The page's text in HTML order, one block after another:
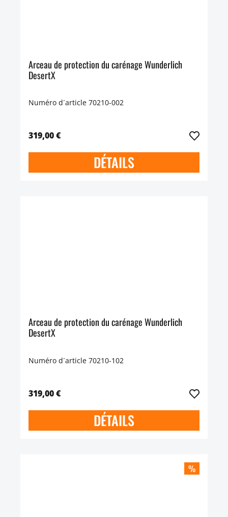
Arceau de protection du carénage Wunderlich
DesertX
Numéro d´article 70210-002
319,00 €
DÉTAILS
Arceau de protection du carénage Wunderlich
DesertX
Numéro d´article 70210-102
319,00 €
DÉTAILS
%